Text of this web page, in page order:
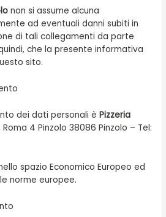
non si assume alcuna
ad eventuali danni subiti in
di tali collegamenti da parte
che la presente informativa
sito.
dei dati personali èPizzeria
4 Pinzolo 38086 Pinzolo – Tel:
spazio Economico Europeo ed
norme europee.